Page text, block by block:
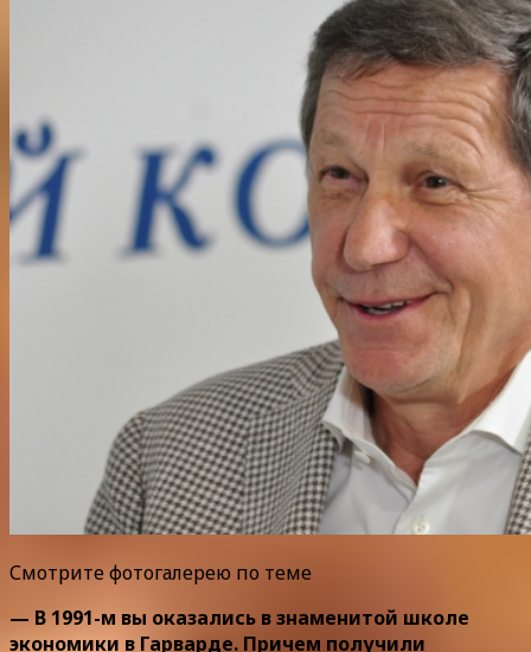
Смотрите фотогалерею по теме
— В 1991-м вы оказались в знаменитой школе
экономики в Гарварде. Причем получили